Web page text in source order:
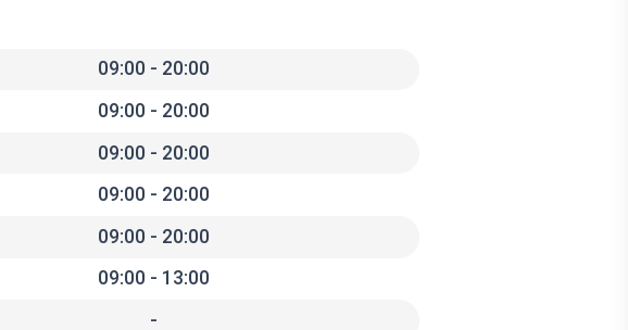
09:00 - 20:00
09:00 - 20:00
09:00 - 20:00
09:00 - 20:00
09:00 - 20:00
09:00 - 13:00
-